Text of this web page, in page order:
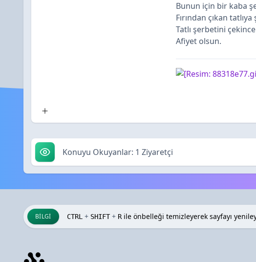
Bunun için bir kaba
Fırından çıkan
Tatlı şerbetini
Afiyet olsun.
Konuyu Okuyanlar: 1 Ziyaretçi
BILGI CTRL + SHIFT + Rile önbelleği temizleyerek sayfayı